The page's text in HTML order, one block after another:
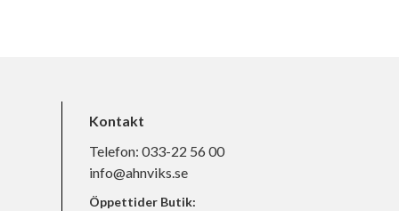
Kontakt
Telefon: 033-22 56 00
info@ahnviks.se
Öppettider Butik: